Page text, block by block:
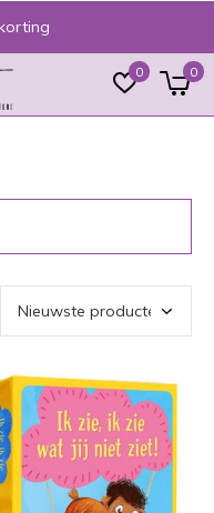
0 0
betalen